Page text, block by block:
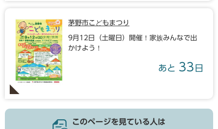
茅野市こどもまつり
9月12日（土曜日）開催！家族みんなで出
かけよう！
あと 33 日
このページを見ている人は